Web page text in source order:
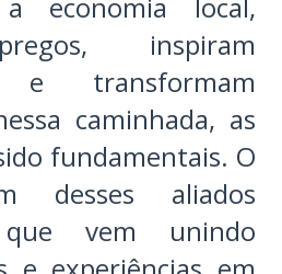
inspiram
e transformam
caminhada, as
fundamentais. O
desses aliados
que vem unindo